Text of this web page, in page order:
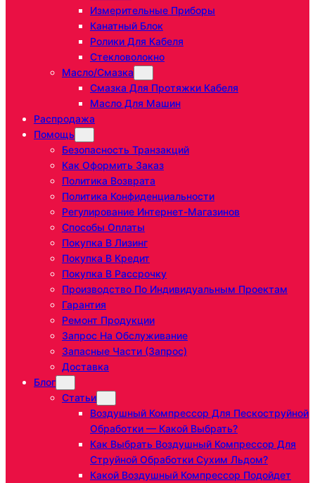
Измерительные Приборы
Канатный Блок
Ролики Для Кабеля
Стекловолокно
Масло/Смазка
Смазка Для Протяжки Кабеля
Масло Для Машин
Распродажа
Помощь
Безопасность Транзакций
Как Оформить Заказ
Политика Возврата
Политика Конфиденциальности
Регулирование Интернет-Магазинов
Способы Оплаты
Покупка В Лизинг
Покупка В Кредит
Покупка В Рассрочку
Производство По Индивидуальным Проектам
Гарантия
Ремонт Продукции
Запрос На Обслуживание
Запасные Части (запрос)
Доставка
Блог
Статьи
Воздушный Компрессор Для Пескоструйной
Обработки — Какой Выбрать?
Как Выбрать Воздушный Компрессор Для
Струйной Обработки Сухим Льдом?
Какой Воздушный Компрессор Подойдет